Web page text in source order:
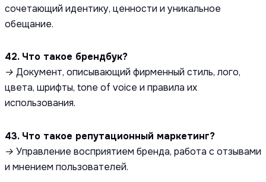
сочетающий идентику, ценности и уникальное
обещание.
42. Что такое брендбук?
→ Документ, описывающий фирменный стиль, лого,
цвета, шрифты, tone of voice и правила их
использования.
43. Что такое репутационный маркетинг?
→ Управление восприятием бренда, работа с отзывами
и мнением пользователей.